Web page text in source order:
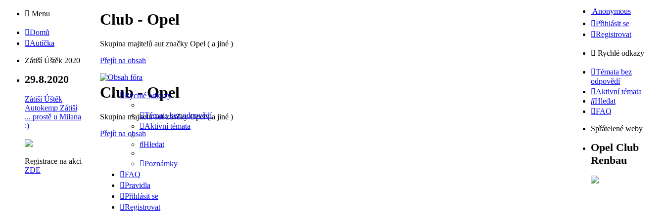
Menu
Domů
Autíčka
Zátiší Úštěk 2020
29.8.2020
Zátiší Úštěk
Autokemp Zátiší
... prostě u Milana
:)
Registrace na akci
ZDE
Club - Opel
Skupina majitelů aut značky Opel ( a jiné )
Přejít na obsah
Club - Opel
Skupina majitelů aut značky Opel ( a jiné )
Přejít na obsah
Rychlé odkazy
Témata bez odpovědí
Aktivní témata
Hledat
Poznámky
FAQ
Pravidla
Přihlásit se
Registrovat
Anonymous
Přihlásit se
Registrovat
Rychlé odkazy
Témata bez
odpovědí
Aktivní témata
Hledat
FAQ
Spřátelené weby
Opel Club
Renbau